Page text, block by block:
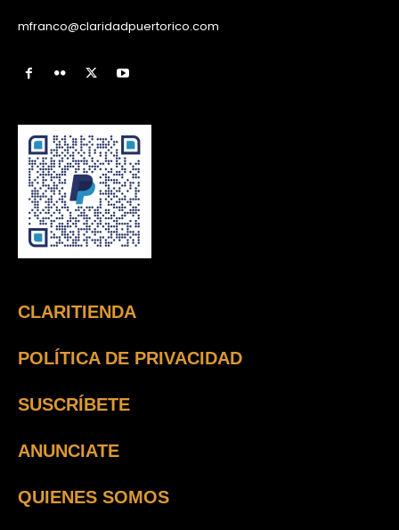
mfranco@claridadpuertorico.com
CLARITIENDA
POLÍTICA DE PRIVACIDAD
SUSCRÍBETE
ANUNCIATE
QUIENES SOMOS